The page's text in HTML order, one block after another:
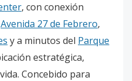
, con conexión
Avenida 27 de Febrero,
y a minutos del Parque
estratégica,
Concebido para